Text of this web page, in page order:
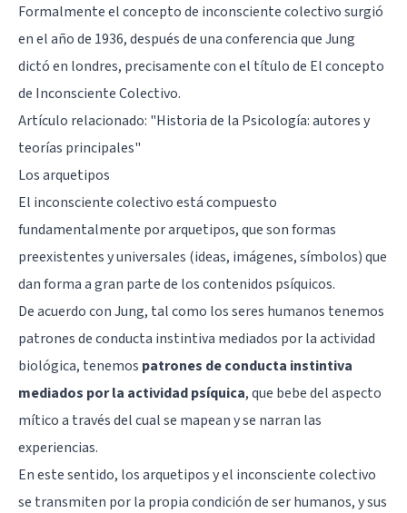
Formalmente el concepto de inconsciente colectivo surgió
en el año de 1936, después de una conferencia que Jung
dictó en londres, precisamente con el título de El concepto
de Inconsciente Colectivo.
Artículo relacionado: "Historia de la Psicología: autores y
teorías principales"
Los arquetipos
El inconsciente colectivo está compuesto
fundamentalmente por arquetipos, que son formas
preexistentes y universales (ideas, imágenes, símbolos) que
dan forma a gran parte de los contenidos psíquicos.
De acuerdo con Jung, tal como los seres humanos tenemos
patrones de conducta instintiva mediados por la actividad
biológica, tenemos patrones de conducta instintiva
mediados por la actividad psíquica, que bebe del aspecto
mítico a través del cual se mapean y se narran las
experiencias.
En este sentido, los arquetipos y el inconsciente colectivo
se transmiten por la propia condición de ser humanos, y sus